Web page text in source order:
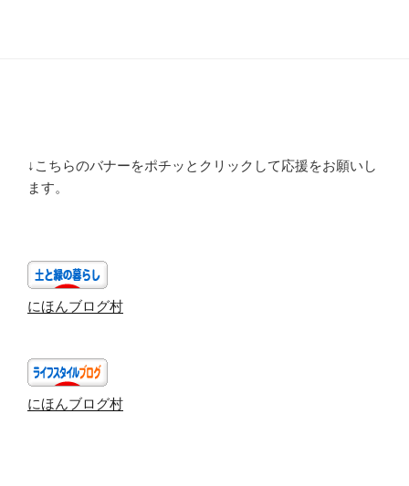
↓こちらのバナーをポチッとクリックして応援をお願いし
ます。
にほんブログ村
にほんブログ村